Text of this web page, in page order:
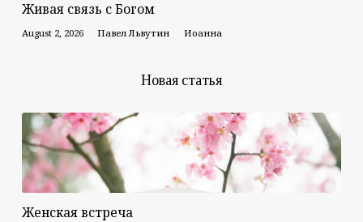
Живая связь с Богом
August 2, 2026 Павел Львутин Иоанна
Новая статья
Женская встреча